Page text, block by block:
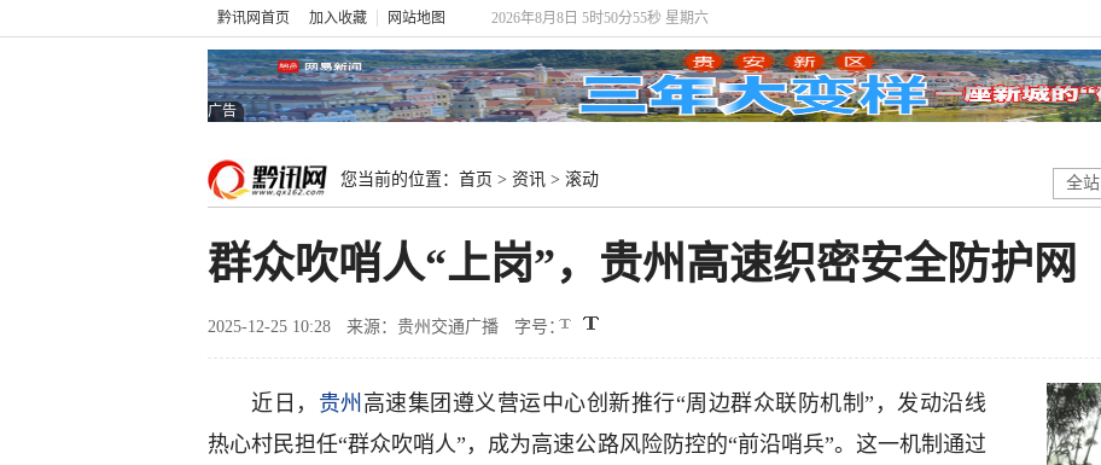
黔讯网首页 加入收藏 网站地图 2026年8月8日 5时50分56秒 星期六
广告
您当前的位置： 首页 > 资讯 > 滚动 全站
群众吹哨人“上岗”，贵州高速织密安全防护网
2025-12-25 10:28 来源：贵州交通广播 字号：
近日， 贵州 高速集团遵义营运中心创新推行“周边群众联防机制”，发动沿线
热心村民担任“群众吹哨人”，成为高速公路风险防控的“前沿哨兵”。这一机制通过